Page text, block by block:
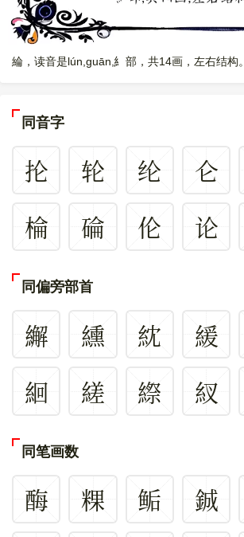
綸，读音是lún,guān,糹部，共14画，左右结构。
同音字
抡 轮 纶 仑
棆
碖 伦 论
同偏旁部首
繲 纁 紞 緩
絗
縒 縩 紁
同笔画数
酶 粿 鲘 鋮